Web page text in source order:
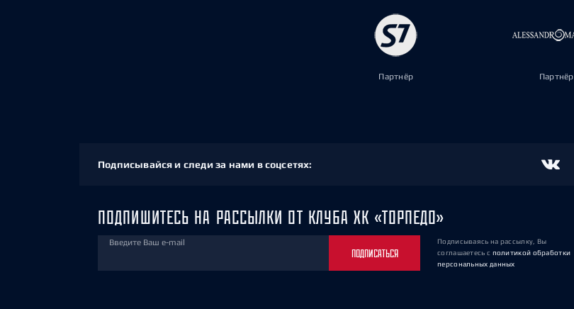
Партнёр Партнёр
Подписывайся и следи за нами в соцсетях:
ПОДПИШИТЕСЬ НА РАССЫЛКИ ОТ КЛУБА ХК «ТОРПЕДО»
Введите Ваш e-mail
ПОДПИСАТЬСЯ
Подписываясь на рассылку, Вы
соглашаетесь с политикой обработки
персональных данных